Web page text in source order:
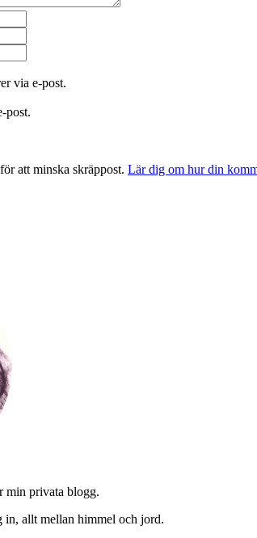
via e-post.
post.
att minska skräppost. Lär dig om hur din
min privata blogg.
in, allt mellan himmel och jord.